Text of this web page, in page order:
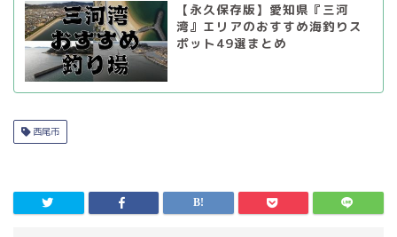
【永久保存版】愛知県『三河
湾』エリアのおすすめ海釣りス
ポット49選まとめ
西尾市